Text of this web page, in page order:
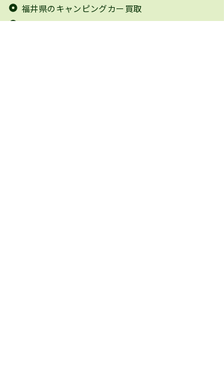
福井県のキャンピングカー買取
山梨県のキャンピングカー買取